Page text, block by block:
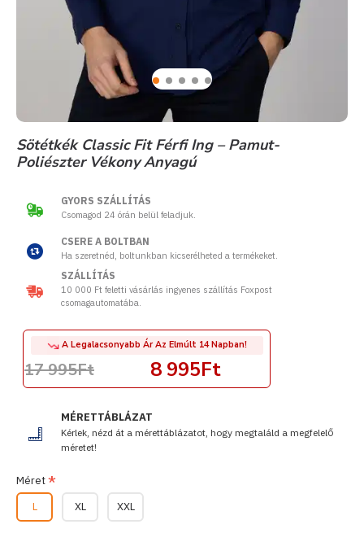
Sötétkék Classic Fit Férfi Ing – Pamut-
Poliészter Vékony Anyagú
MÉRETTÁBLÁZAT
Kérlek, nézd át a mérettáblázatot, hogy megtaláld a megfelelő
méretet!
8 995Ft
A Legalacsonyabb Ár Az Elmúlt 14 Napban!
17 995Ft
Méret
L
XL XXL
GYORS SZÁLLÍTÁS
Csomagod 24 órán belül feladjuk.
CSERE A BOLTBAN
Ha szeretnéd, boltunkban kicserélheted a termékeket.
SZÁLLÍTÁS
10 000 Ft feletti vásárlás ingyenes szállítás Foxpost
csomagautomatába.